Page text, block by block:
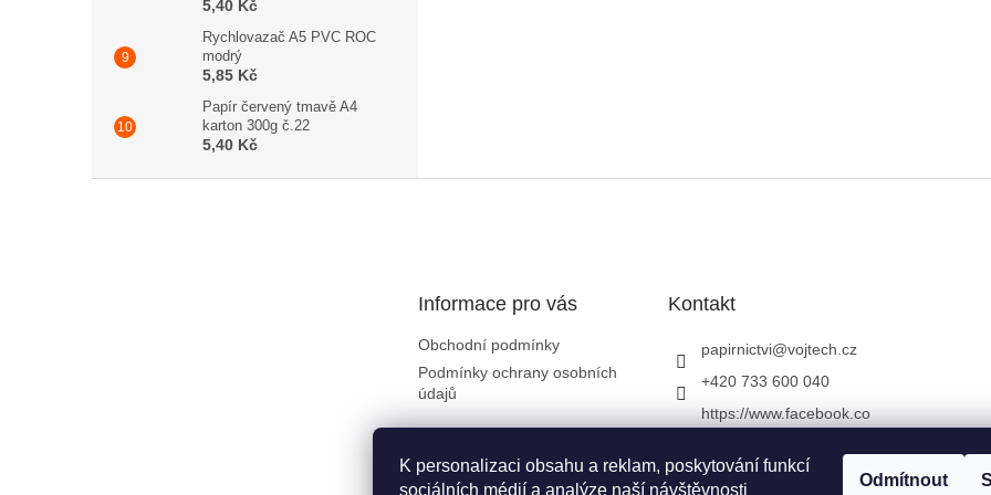
K personalizaci obsahu a reklam, poskytování funkcí
sociálních médií a analýze naší návštěvnosti
Odmítnout
5,40 Kč
Rychlovazač A5 PVC ROC
modrý
5,85 Kč
Papír červený tmavě A4
karton 300g č.22
5,40 Kč
Informace pro vás
Obchodní podmínky
Podmínky ochrany osobních
údajů
Kontakt
papirnictvi@vojtech.cz
+420 733 600 040
https://www.facebook.co
papirnictvivojtech/